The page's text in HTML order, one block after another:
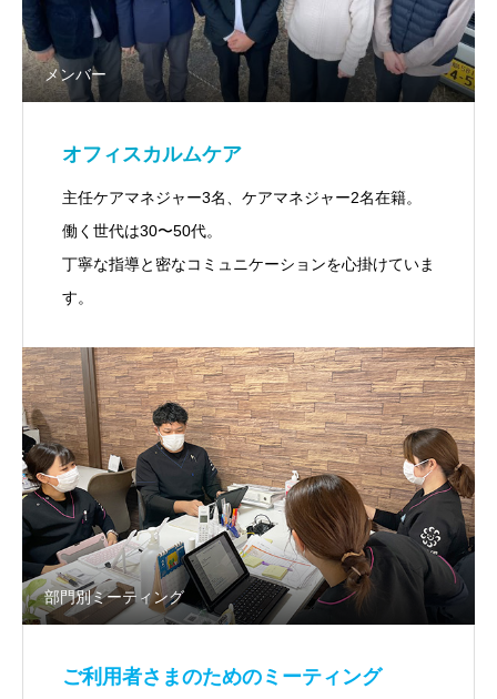
メンバー
オフィスカルムケア
主任ケアマネジャー3名、ケアマネジャー2名在籍。
働く世代は30〜50代。
丁寧な指導と密なコミュニケーションを心掛けていま
す。
部門別ミーティング
ご利用者さまのためのミーティング